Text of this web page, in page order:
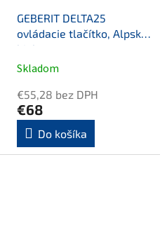
GEBERIT DELTA25
ovládacie tlačítko, Alpská
biela
Skladom
€55,28 bez DPH
€68
Do košíka